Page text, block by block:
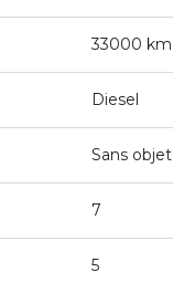
33000 km
Diesel
Sans objet
7
5